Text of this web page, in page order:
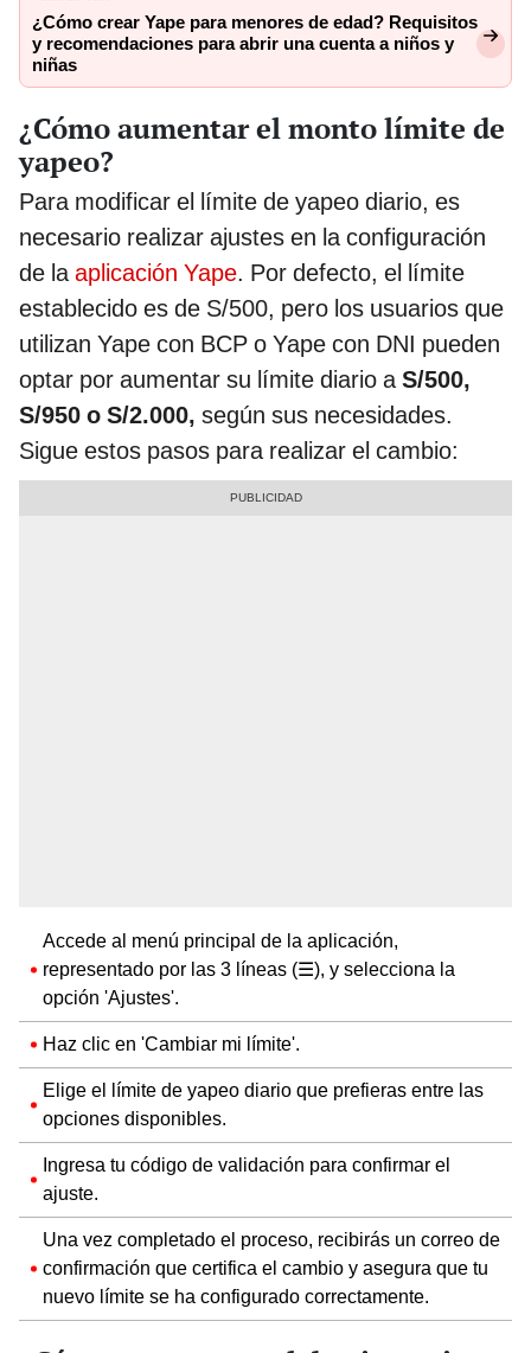
¿Cómo crear Yape para menores de edad? Requisitos
y recomendaciones para abrir una cuenta a niños y
niñas
¿Cómo aumentar el monto límite de
yapeo?
Para modificar el límite de yapeo diario, es
necesario realizar ajustes en la configuración
de laaplicación Yape. Por defecto, el límite
establecido es de S/500, pero los usuarios que
utilizan Yape con BCP o Yape con DNI pueden
optar por aumentar su límite diario aS/500,
S/950 o S/2.000, según sus necesidades.
Sigue estos pasos para realizar el cambio:
Accede al menú principal de la aplicación,
representado por las 3 líneas (☰), y selecciona la
opción 'Ajustes'.
Haz clic en 'Cambiar mi límite'.
Elige el límite de yapeo diario que prefieras entre las
opciones disponibles.
Ingresa tu código de validación para confirmar el
ajuste.
Una vez completado el proceso, recibirás un correo de
confirmación que certifica el cambio y asegura que tu
nuevo límite se ha configurado correctamente.